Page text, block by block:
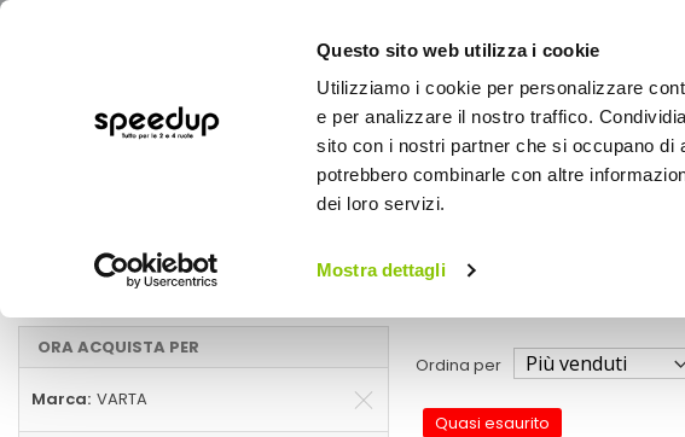
Questo sito web utilizza i cookie
Utilizziamo i cookie per personalizzare
e per analizzare il nostro traffico.
sito con i nostri partner che si occupano di
potrebbero combinarle con altre
dei loro servizi.
Mostra dettagli
BICI OUTDOOR
Auto Utensili, lampade da lavoro e torce
Torce e lampade da lavoro VARTA
Ordina per
Quasi esaurito
ORA ACQUISTA PER
Marca VARTA